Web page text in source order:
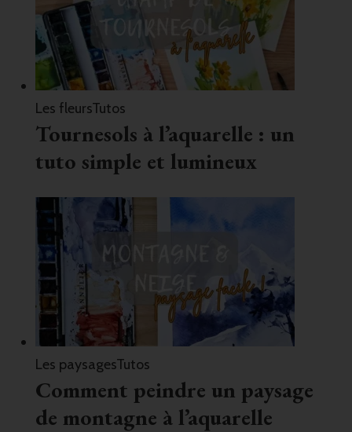
Les fleursTutos
Tournesols à l’aquarelle : un
tuto simple et lumineux
Les paysagesTutos
Comment peindre un paysage
de montagne à l’aquarelle